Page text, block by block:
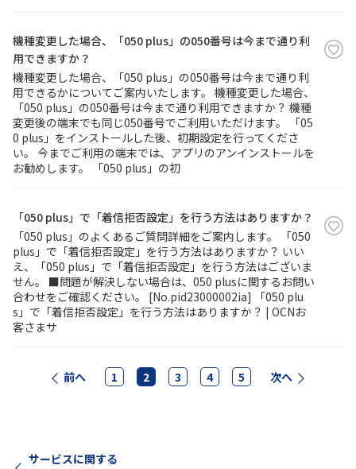
機種変更した場合、「050 plus」の050番号は今まで通り利
用できますか？
機種変更した場合、「050 plus」の050番号は今まで通り利
用できるかについてご案内いたします。 機種変更した場合、
「050 plus」の050番号は今まで通り利用できますか？ 機種
変更後の端末でも同じ050番号でご利用いただけます。 「05
0 plus」をインストールした後、初期設定を行ってくださ
い。 今までご利用の端末では、アプリのアンインストールを
お勧めします。 「050 plus」の初
「050 plus」で「着信拒否設定」を行う方法はありますか？
「050 plus」のよくあるご質問詳細をご案内します。 「050
plus」で「着信拒否設定」を行う方法はありますか？ いい
え、「050 plus」で「着信拒否設定」を行う方法はございま
せん。 ■問題が解決しない場合は、050 plusに関するお問い
合わせをご確認ください。 [No.pid23000002ia] 「050 plu
s」で「着信拒否設定」を行う方法はありますか？ | OCNお
客さまサ
前へ 1 2 3 4 5 次へ
サービスに関する